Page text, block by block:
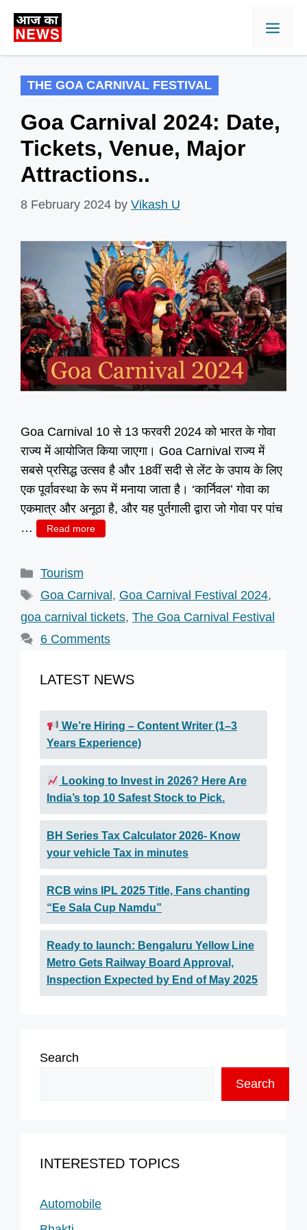
THE GOA CARNIVAL FESTIVAL
Goa Carnival 2024: Date,
Tickets, Venue, Major
Attractions..
8 February 2024 by Vikash U
Goa Carnival 10 से 13 फरवरी 2024 को भारत के गोवा
राज्य में आयोजित किया जाएगा। Goa Carnival राज्य में
सबसे प्रसिद्ध उत्सव है और 18वीं सदी से लेंट के उपाय के लिए
एक पूर्वावस्था के रूप में मनाया जाता है। ‘कार्निवल’ गोवा का
एकमात्र और अनूठा है, और यह पुर्तगाली द्वारा जो गोवा पर पांच
…
Read more
Categories
Tourism
Tags
Goa Carnival , Goa Carnival Festival 2024,
goa carnival tickets, The Goa Carnival Festival
6 Comments
LATEST NEWS
We’re Hiring – Content Writer (1–3
Years Experience)
Looking to Invest in 2026? Here Are
India’s top 10 Safest Stock to Pick.
BH Series Tax Calculator 2026- Know
your vehicle Tax in minutes
RCB wins IPL 2025 Title, Fans chanting
“Ee Sala Cup Namdu”
Ready to launch: Bengaluru Yellow Line
Metro Gets Railway Board Approval,
Inspection Expected by End of May 2025
Search
Search
INTERESTED TOPICS
Automobile